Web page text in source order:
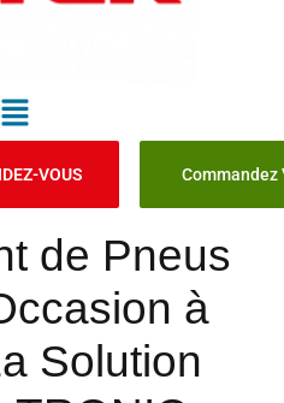
VOUS Commandez
de Pneus
à
Solution